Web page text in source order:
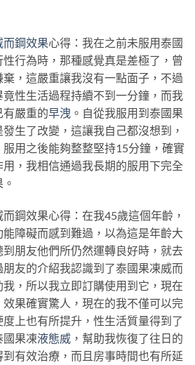
而鋼效果心得：我在之前未服用泰國
行為時，那種感覺真是差極了，曾
，這嚴重讓我沒有一點面子，不過
性生活過程持續不到一分鐘，而我
嚴重的早洩 。自從我服用到泰國果
生了改變，這讓我自己都沒想到，
用之後能夠整整堅持15分鐘，確實
，我相信通過我長期的服用下完全
而鋼效果心得：在我45歲這個年齡，
障礙而感到難過，以為這是年齡大
朋友他們所仍然運轉良好時，就去
友的介紹我認識到了泰國果凍威而
，所以我立即訂購使用到它，現在
果確實驚人，現在的我不僅可以完
上也有所提升，性生活質量得到了
國果凍液態威 ，幫助我恢復了往日的
有效治療，而且房事時間也有所延